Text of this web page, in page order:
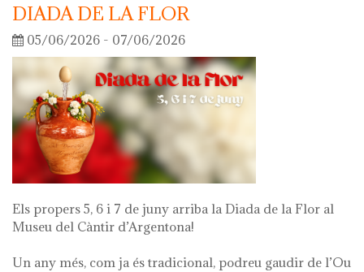
DIADA DE LA FLOR
05/06/2026 - 07/06/2026
Els propers 5, 6 i 7 de juny arriba la Diada de la Flor al
Museu del Càntir d’Argentona!
Un any més, com ja és tradicional, podreu gaudir de l’Ou